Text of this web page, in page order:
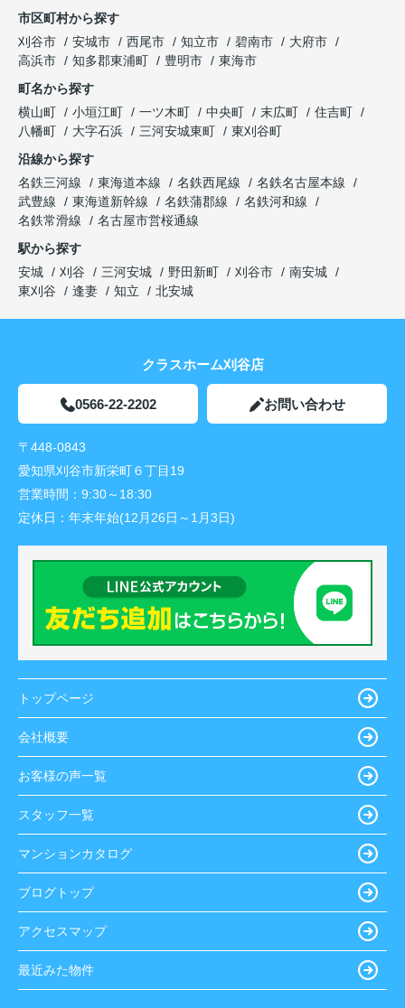
市区町村から探す
刈谷市
安城市 西尾市 知立市 碧南市
大府市
高浜市
知多郡東浦町 豊明市
東海市
町名から探す
横山町
小垣江町 一ツ木町 中央町 末広町
住吉町
八幡町
大字石浜 三河安城東町
東刈谷町
沿線から探す
名鉄三河線
東海道本線 名鉄西尾線
名鉄名古屋本線
武豊線
東海道新幹線 名鉄蒲郡線
名鉄河和線
名鉄常滑線
名古屋市営桜通線
駅から探す
安城
刈谷 三河安城 野田新町 刈谷市
南安城
東刈谷
逢妻 知立 北安城
クラスホーム刈谷店
0566-22-2202 お問い合わせ
〒448-0843
愛知県刈谷市新栄町６丁目19
営業時間： 9:30～18:30
定休日： 年末年始(12月26日～1月3日)
トップページ
会社概要
お客様の声一覧
スタッフ一覧
マンションカタログ
ブログトップ
アクセスマップ
最近みた物件